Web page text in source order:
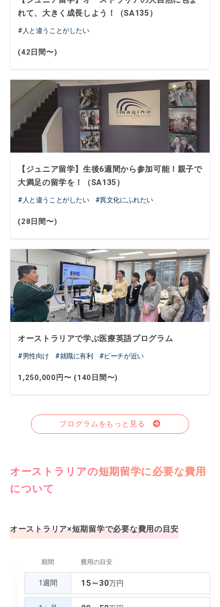
れて、大きく成長しよう！（SA135）
人と違うことがしたい
(42日間〜)
【ジュニア留学】生後6週間から参加可能！親子で
大満足の留学を！（SA135）
人と違うことがしたい 異文化にふれたい
(28日間〜)
オーストラリアで学ぶ医療英語プログラム
男性向け 就職に有利 ビーチが近い
1,250,000円〜 (140日間〜)
プログラムをもっと見る
オーストラリアの短期留学に必要な費用
について
オーストラリア×短期留学で必要な費用の目安
期間 費用の目安
1週間 15～30万円